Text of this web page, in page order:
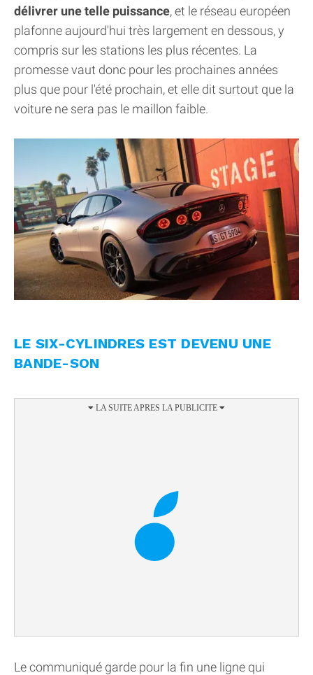
délivrer une telle puissance, et le réseau européen
plafonne aujourd'hui très largement en dessous, y
compris sur les stations les plus récentes. La
promesse vaut donc pour les prochaines années
plus que pour l'été prochain, et elle dit surtout que la
voiture ne sera pas le maillon faible.
LE SIX-CYLINDRES EST DEVENU UNE
BANDE-SON
Le communiqué garde pour la fin une ligne qui